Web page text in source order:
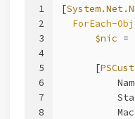
1
2
3
4
5
6
7
8
[
ForEach-
$nic =
      [